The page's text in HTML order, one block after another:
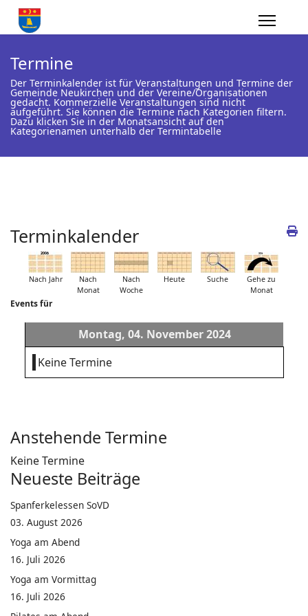
Termine
Der Terminkalender ist für Veranstaltungen und Termine der
Gemeinde Neukirchen und der Vereine/Organisationen
gedacht. Kommerzielle Veranstaltungen sind nicht
aufgeführt. Sie können die Termine nach Kategorien filtern.
Dazu klicken Sie in der Monatsansicht auf den
Kategorienamen unterhalb der Termintabelle
Terminkalender
Nach Jahr
Nach
Monat
Nach
Woche
Heute Suche
Gehe zu
Monat
Events für
Montag, 04. November 2024
Keine Termine
Anstehende Termine
Keine Termine
Neueste Beiträge
Spanferkelessen SoVD
03. August 2026
Yoga am Abend
16. Juli 2026
Yoga am Vormittag
16. Juli 2026